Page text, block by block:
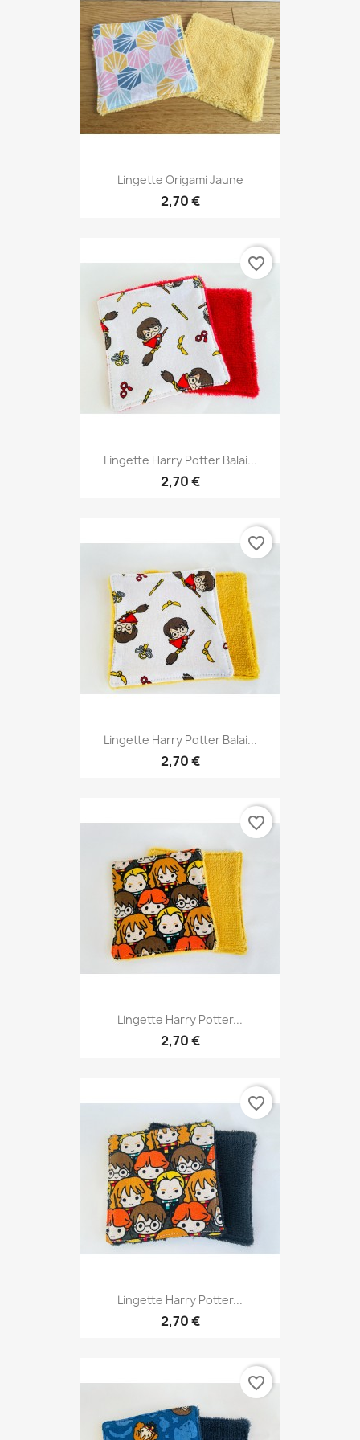
Lingette Origami Jaune
2,70 €
Lingette Harry Potter Balai...
2,70 €
favorite_border
Lingette Harry Potter Balai...
2,70 €
favorite_border
Lingette Harry Potter...
2,70 €
favorite_border
Lingette Harry Potter...
2,70 €
favorite_border
favorite_border